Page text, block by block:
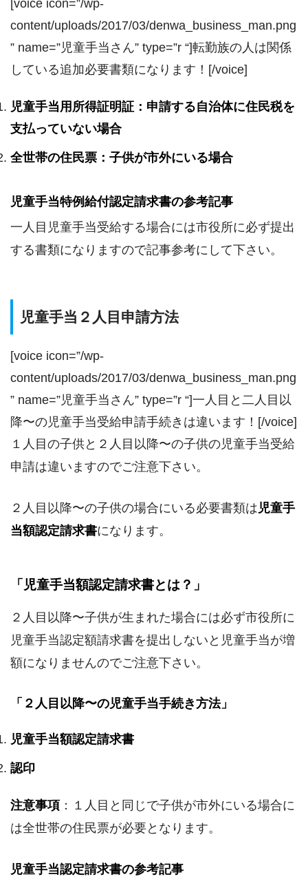
[voice icon=”/wp-
content/uploads/2017/03/denwa_business_man.png
” name=”児童手当さん” type=”r “]転勤族の人は関係
している追加必要書類になります！[/voice]
児童手当用所得証明証：申請する自治体に住民税を
支払っていない場合
全世帯の住民票：子供が市外にいる場合
児童手当特例給付認定請求書の参考記事
一人目児童手当受給する場合には市役所に必ず提出
する書類になりますので記事参考にして下さい。
児童手当２人目申請方法
[voice icon=”/wp-
content/uploads/2017/03/denwa_business_man.png
” name=”児童手当さん” type=”r “]一人目と二人目以
降〜の児童手当受給申請手続きは違います！[/voice]
１人目の子供と２人目以降〜の子供の児童手当受給
申請は違いますのでご注意下さい。
２人目以降〜の子供の場合にいる必要書類は 児童手
当額認定請求書になります。
「児童手当額認定請求書とは？」
２人目以降〜子供が生まれた場合には必ず市役所に
児童手当認定額請求書を提出しないと児童手当が増
額になりませんのでご注意下さい。
「２人目以降〜の児童手当手続き方法」
児童手当額認定請求書
認印
注意事項 ：１人目と同じで子供が市外にいる場合に
は全世帯の住民票が必要となります。
児童手当認定請求書の参考記事